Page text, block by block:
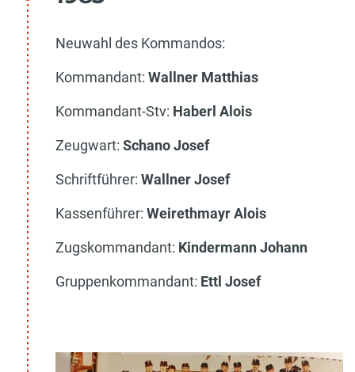
Neuwahl des Kommandos:
Kommandant: Wallner Matthias
Kommandant-Stv: Haberl Alois
Zeugwart: Schano Josef
Schriftführer: Wallner Josef
Kassenführer: Weirethmayr Alois
Zugskommandant: Kindermann Johann
Gruppenkommandant: Ettl Josef